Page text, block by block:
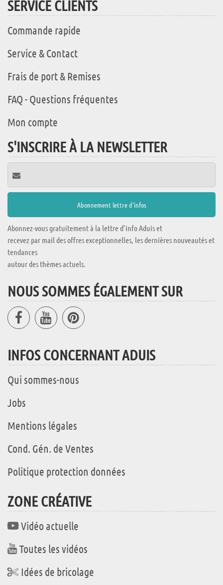
SERVICE CLIENTS
Commande rapide
Service & Contact
Frais de port & Remises
FAQ - Questions fréquentes
Mon compte
S'INSCRIRE À LA NEWSLETTER
Abonnez-vous gratuitement à la lettre d'info Aduis et
recevez par mail des offres exceptionnelles, les dernières nouveautés et
tendances
autour des thèmes actuels.
NOUS SOMMES ÉGALEMENT SUR
INFOS CONCERNANT ADUIS
Qui sommes-nous
Jobs
Mentions légales
Cond. Gén. de Ventes
Politique protection données
ZONE CRÉATIVE
Vidéo actuelle
Toutes les vidéos
Idées de bricolage